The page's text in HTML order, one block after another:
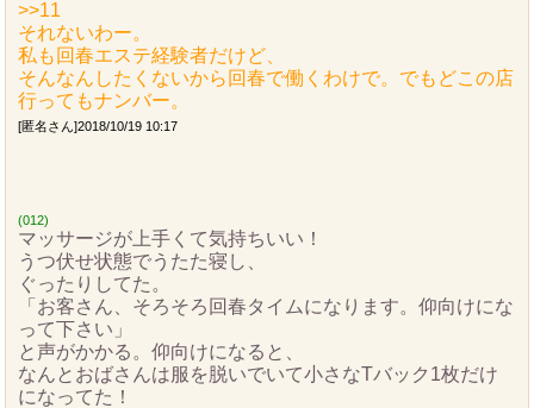
>>11
それないわー。
私も回春エステ経験者だけど、
そんなんしたくないから回春で働くわけで。でもどこの店
行ってもナンバー。
[匿名さん]2018/10/19 10:17
(012)
マッサージが上手くて気持ちいい！
うつ伏せ状態でうたた寝し、
ぐったりしてた。
「お客さん、そろそろ回春タイムになります。仰向けにな
って下さい」
と声がかかる。仰向けになると、
なんとおばさんは服を脱いでいて小さなTバック1枚だけ
になってた！